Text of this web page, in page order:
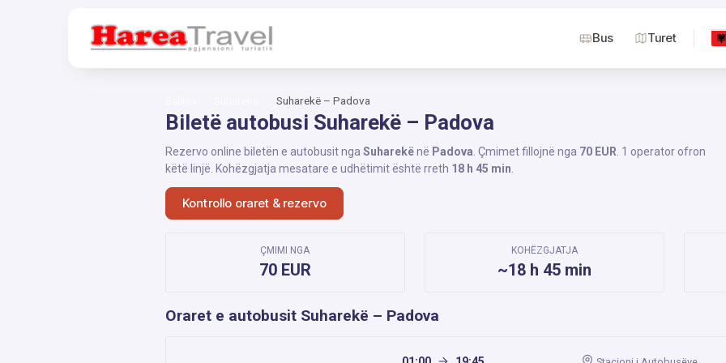
Bus Turet
Suharekë – Padova
Biletë autobusi Suharekë – Padova
Rezervo online biletën e autobusit nga Suharekënë Padova . Çmimet fillojnë nga 70 EUR . 1 operator ofron
këtë linjë. Kohëzgjatja mesatare e udhëtimit është rreth 18 h 45 min
Kontrollo oraret & rezervo
ÇMIMI NGA
70 EUR
KOHËZGJATJA
~18 h 45 min
Oraret e autobusit Suharekë – Padova